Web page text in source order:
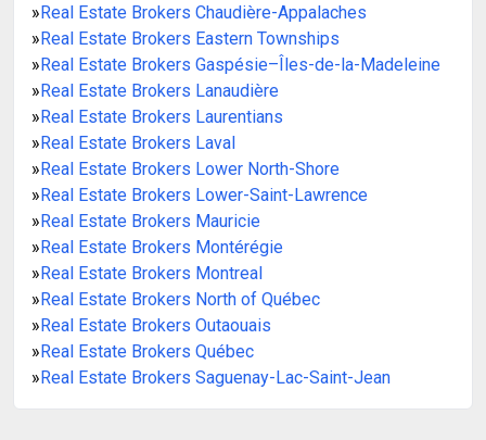
»Real Estate Brokers Chaudière-Appalaches
»Real Estate Brokers Eastern Townships
»Real Estate Brokers Gaspésie–Îles-de-la-Madeleine
»Real Estate Brokers Lanaudière
»Real Estate Brokers Laurentians
»Real Estate Brokers Laval
»Real Estate Brokers Lower North-Shore
»Real Estate Brokers Lower-Saint-Lawrence
»Real Estate Brokers Mauricie
»Real Estate Brokers Montérégie
»Real Estate Brokers Montreal
»Real Estate Brokers North of Québec
»Real Estate Brokers Outaouais
»Real Estate Brokers Québec
»Real Estate Brokers Saguenay-Lac-Saint-Jean